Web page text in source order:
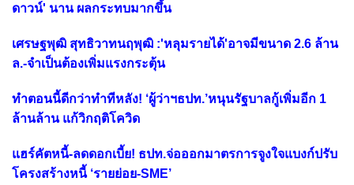
ดาวน์' นาน ผลกระทบมากขึ้น
เศรษฐพุฒิ สุทธิวาทนฤพุฒิ :'หลุมรายได้'อาจมีขนาด 2.6 ล้าน
ล.-จำเป็นต้องเพิ่มแรงกระตุ้น
ทำตอนนี้ดีกว่าทำทีหลัง! ‘ผู้ว่าฯธปท.’หนุนรัฐบาลกู้เพิ่มอีก 1
ล้านล้าน แก้วิกฤติโควิด
แฮร์คัตหนี้-ลดดอกเบี้ย! ธปท.จ่อออกมาตรการจูงใจแบงก์ปรับ
โครงสร้างหนี้ ‘รายย่อย-SME’